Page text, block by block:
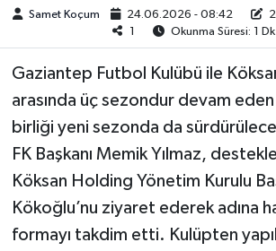
Samet Koçum 24.06.2026 - 08:42
1
Okunma Süresi: 1 Dk
Gaziantep Futbol Kulübü ile
arasında üç sezondur devam
birliği yeni sezonda da
FK Başkanı Memik Yılmaz,
Köksan Holding Yönetim Kurulu
Kökoğlu’nu ziyaret ederek adına
formayı takdim etti. Kulüpten
Teknoloji
Türkiye
Video Haber